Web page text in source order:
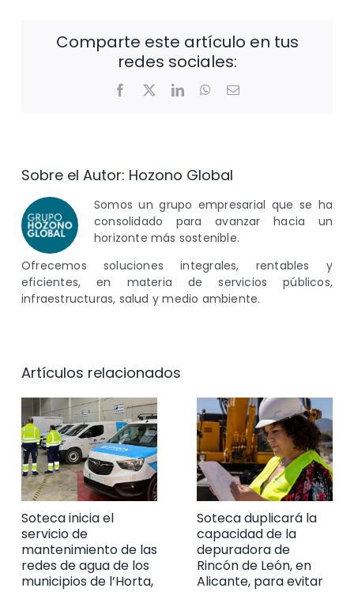
Comparte este artículo en tus
redes sociales:
Facebook
X LinkedInWhatsApp
Correo
Sobre el Autor: Hozono Global
Somos un grupo empresarial que se ha
consolidado para avanzar hacia un
horizonte más sostenible.
Ofrecemos soluciones integrales, rentables y
eficientes, en materia de servicios públicos,
infraestructuras, salud y medio ambiente.
Artículos relacionados
Soteca inicia el
servicio de
mantenimiento de las
redes de agua de los
municipios de l’Horta,
Soteca duplicará la
capacidad de la
depuradora de
Rincón de León, en
Alicante, para evitar